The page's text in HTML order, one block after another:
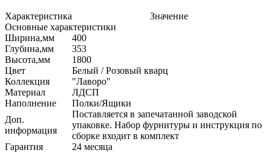
Характеристика
Значение
Основные характеристики
Ширина,мм
400
Глубина,мм
353
Высота,мм
1800
Цвет
Белый / Розовый кварц
Коллекция
"Лаворо"
Материал
ЛДСП
Наполнение
Полки/Ящики
Доп.
информация
Поставляется в запечатанной заводской
упаковке. Набор фурнитуры и инструкция по
сборке входит в комплект
Гарантия
24 месяца